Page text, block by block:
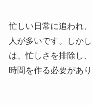
忙しい日常に追われ
人が多いです。しか
は、忙しさを排除し
時間を作る必要があり